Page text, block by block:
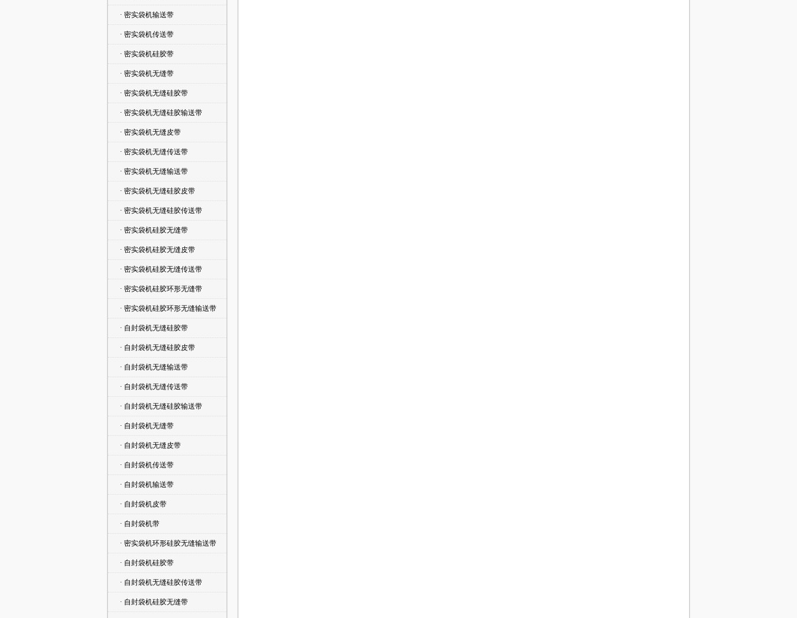
· 密实袋机输送带
· 密实袋机传送带
· 密实袋机硅胶带
· 密实袋机无缝带
· 密实袋机无缝硅胶带
· 密实袋机无缝硅胶输送带
· 密实袋机无缝皮带
· 密实袋机无缝传送带
· 密实袋机无缝输送带
· 密实袋机无缝硅胶皮带
· 密实袋机无缝硅胶传送带
· 密实袋机硅胶无缝带
· 密实袋机硅胶无缝皮带
· 密实袋机硅胶无缝传送带
· 密实袋机硅胶环形无缝带
· 密实袋机硅胶环形无缝输送带
· 自封袋机无缝硅胶带
· 自封袋机无缝硅胶皮带
· 自封袋机无缝输送带
· 自封袋机无缝传送带
· 自封袋机无缝硅胶输送带
· 自封袋机无缝带
· 自封袋机无缝皮带
· 自封袋机传送带
· 自封袋机输送带
· 自封袋机皮带
· 自封袋机带
· 密实袋机环形硅胶无缝输送带
· 自封袋机硅胶带
· 自封袋机无缝硅胶传送带
· 自封袋机硅胶无缝带